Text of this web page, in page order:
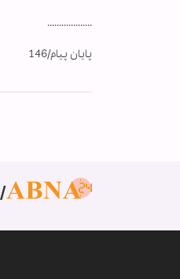
...................
پایان پیام/146